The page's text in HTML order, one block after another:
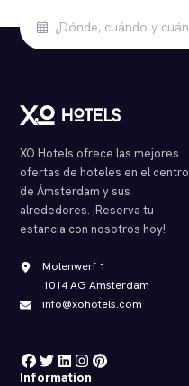
XO Hotels ofrece las mejores
ofertas de hoteles en el centro
de Ámsterdam y sus
alrededores. ¡Reserva tu
estancia con nosotros hoy!
Molenwerf 1
1014 AG Amsterdam
info@xohotels.com
Information